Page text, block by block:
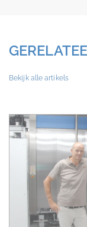
Bekijk alle artikels